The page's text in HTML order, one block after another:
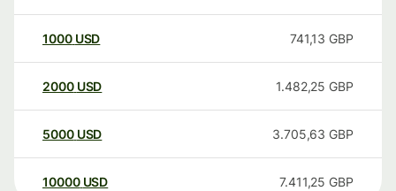
1000 USD 741,13 GBP
2000 USD 1.482,25 GBP
5000 USD 3.705,63 GBP
10000 USD 7.411,25 GBP